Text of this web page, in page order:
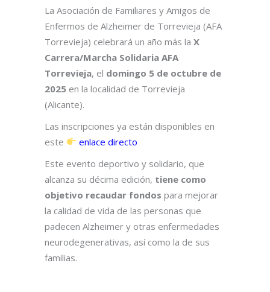
La Asociación de Familiares y Amigos de
Enfermos de Alzheimer de Torrevieja (AFA
Torrevieja) celebrará un año más la X
Carrera/Marcha Solidaria AFA
Torrevieja, el domingo 5 de octubre de
2025 en la localidad de Torrevieja
(Alicante).
Las inscripciones ya están disponibles en
este
enlace directo
Este evento deportivo y solidario, que
alcanza su décima edición, tiene como
objetivo recaudar fondos para mejorar
la calidad de vida de las personas que
padecen Alzheimer y otras enfermedades
neurodegenerativas, así como la de sus
familias.